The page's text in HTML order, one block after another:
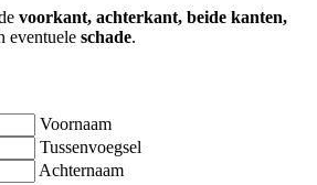
voorkant, achterkant, beide kanten,
eventuele schade.
Voornaam
Tussenvoegsel
Achternaam